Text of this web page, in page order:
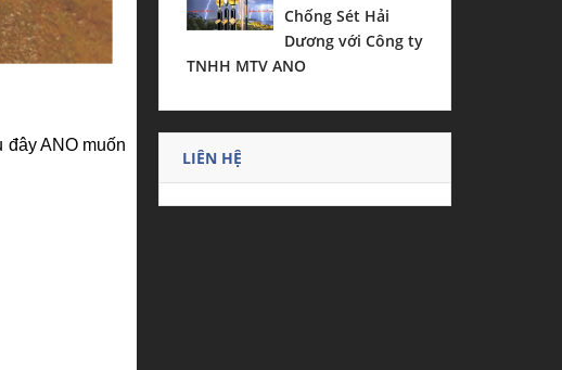
đây ANO muốn
Chống Sét Hải
Dương với Công ty
TNHH MTV ANO
LIÊN HỆ